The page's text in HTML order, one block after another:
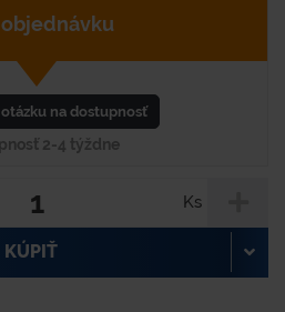
objednávku
na dostupnosť
2-4 týždne
Ks
KÚPIŤ